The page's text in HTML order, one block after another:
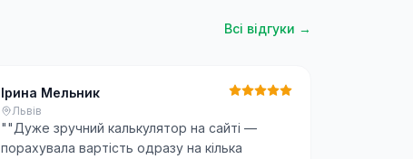
Всі відгуки →
Ірина Мельник
Львів
""Дуже зручний калькулятор на сайті —
порахувала вартість одразу на кілька